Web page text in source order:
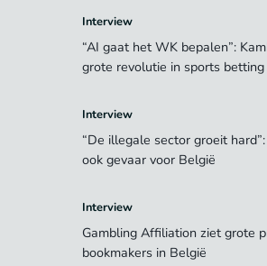
Interview
“AI gaat het WK bepalen”:
grote revolutie in sports betting
Interview
“De illegale sector groeit
ook gevaar voor België
Interview
Gambling Affiliation ziet grote
bookmakers in België